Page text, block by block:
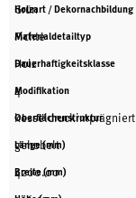
Über uns
Geschichte
Grün
Holzart / Dekornachbildung
Fichte
Materialdetailtyp
Holz
Dauerhaftigkeitsklasse
4
Modifikation
kesseldruckimprägniert
Oberflächenstruktur
gehobelt
Länge (mm)
4200.00
Breite (mm)